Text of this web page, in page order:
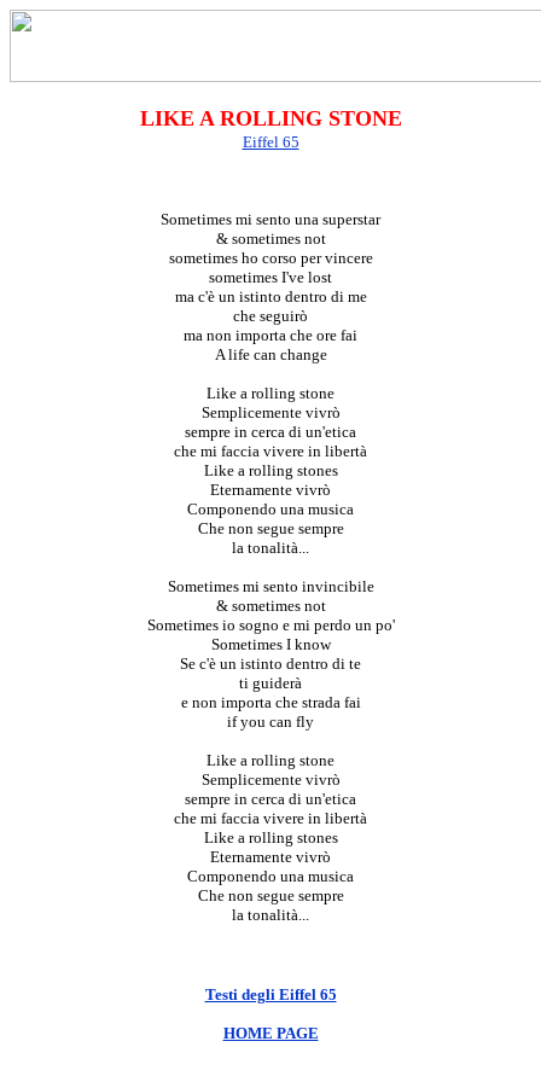
LIKE A ROLLING STONE
Eiffel 65
Sometimes mi sento una superstar
& sometimes not
sometimes ho corso per vincere
sometimes I've lost
ma c'è un istinto dentro di me
che seguirò
ma non importa che ore fai
A life can change
Like a rolling stone
Semplicemente vivrò
sempre in cerca di un'etica
che mi faccia vivere in libertà
Like a rolling stones
Eternamente vivrò
Componendo una musica
Che non segue sempre
la tonalità...
Sometimes mi sento invincibile
& sometimes not
Sometimes io sogno e mi perdo un po'
Sometimes I know
Se c'è un istinto dentro di te
ti guiderà
e non importa che strada fai
if you can fly
Like a rolling stone
Semplicemente vivrò
sempre in cerca di un'etica
che mi faccia vivere in libertà
Like a rolling stones
Eternamente vivrò
Componendo una musica
Che non segue sempre
la tonalità...
Testi degli Eiffel 65
HOME PAGE